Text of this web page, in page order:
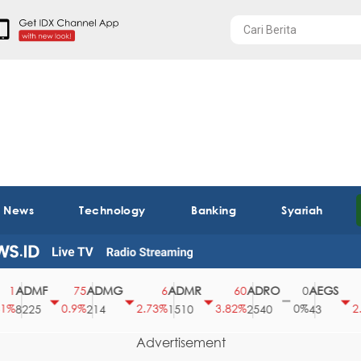
Technology Banking Syariah
ADMF
0.9%
ADMG
214
2.73%
ADMR
1510
3.82%
ADRO
2540
AEGS
43
Advertisement